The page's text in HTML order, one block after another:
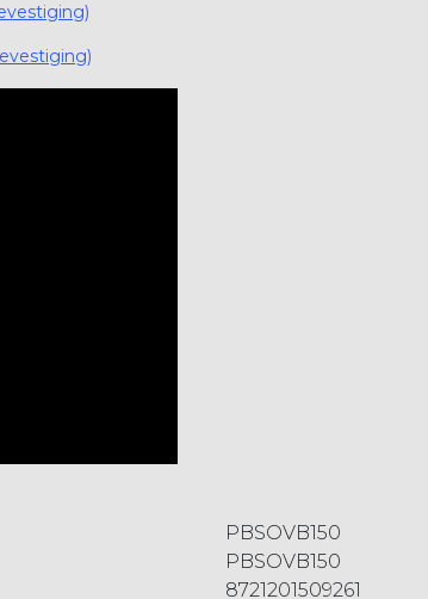
PBSOVB150
PBSOVB150
8721201509261